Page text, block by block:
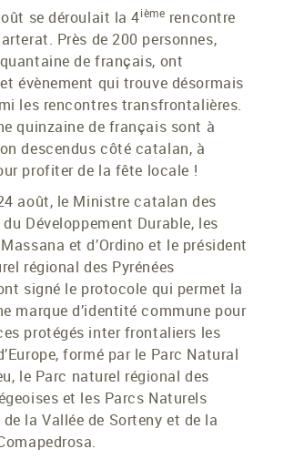
se déroulait la 4ième rencontre
Près de 200 personnes,
de français, ont
évènement qui trouve désormais
les rencontres transfrontalières.
quinzaine de français sont à
descendus côté catalan, à
profiter de la fête locale !
août, le Ministre catalan des
Développement Durable, les
et d’Ordino et le président
régional des Pyrénées
signé le protocole qui permet la
marque d’identité commune pour
protégés inter frontaliers les
formé par le Parc Natural
le Parc naturel régional des
et les Parcs Naturels
la Vallée de Sorteny et de la